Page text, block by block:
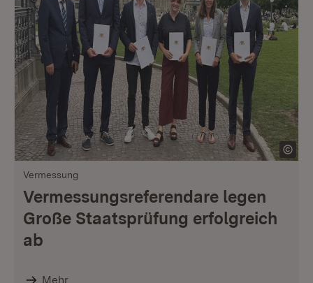
Vermessung
Vermessungsreferendare legen
Große Staatsprüfung erfolgreich
ab
Mehr